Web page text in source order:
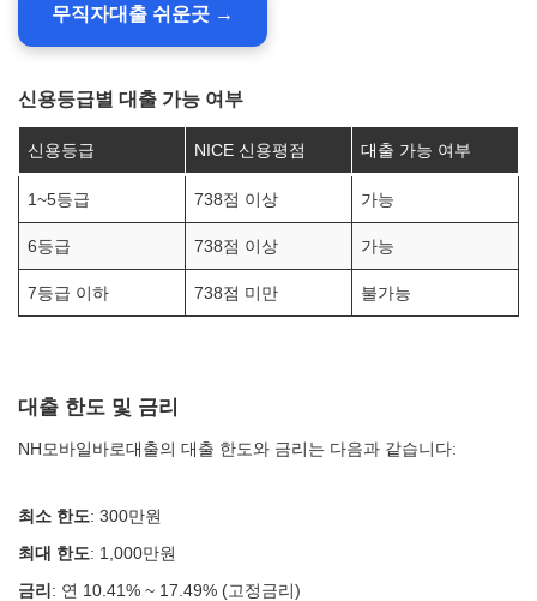
무직자대출 쉬운곳 →
신용등급별 대출 가능 여부
신용등급 NICE 신용평점 대출 가능 여부
1~5등급 738점 이상 가능
6등급 738점 이상 가능
7등급 이하 738점 미만 불가능
대출 한도 및 금리
NH모바일바로대출의 대출 한도와 금리는 다음과 같습니다:
최소 한도: 300만원
최대 한도: 1,000만원
금리 : 연 10.41% ~ 17.49% (고정금리)